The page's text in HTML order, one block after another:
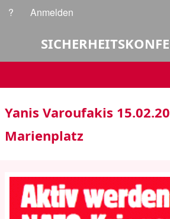
Direkt
Benutzermenü
? Anmelden
Hauptnavigation
Yanis Varoufakis
Marienplatz